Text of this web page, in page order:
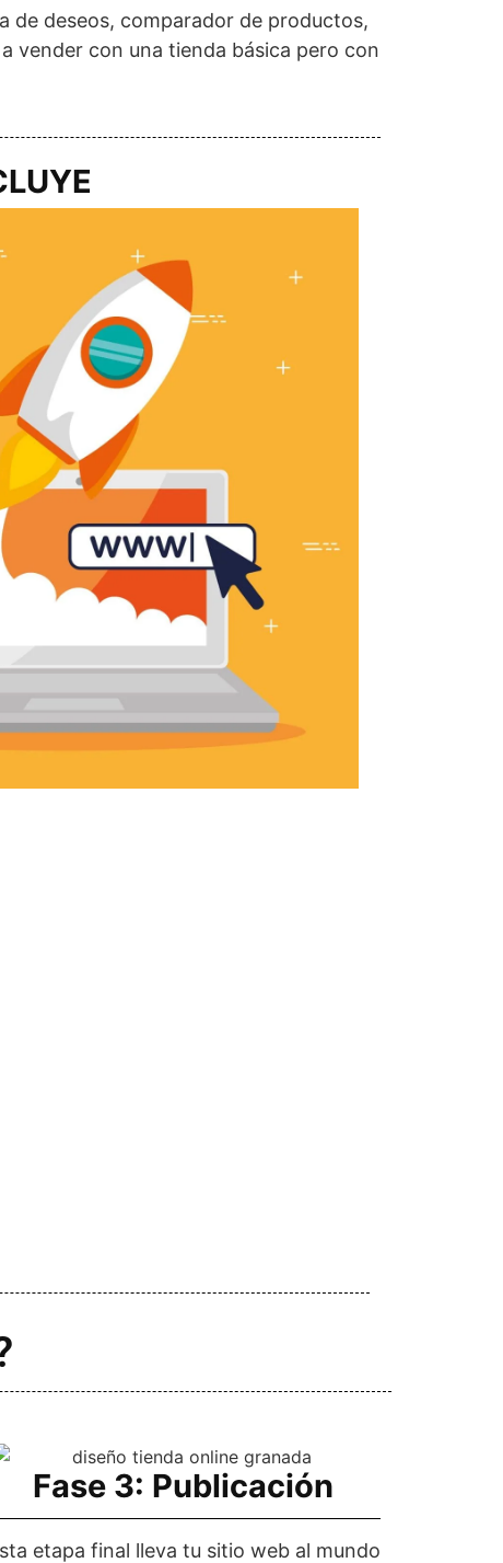
de deseos, comparador de productos,
vender con una tienda básica pero con
Fase 3: Publicación
etapa final lleva tu sitio web al mundo